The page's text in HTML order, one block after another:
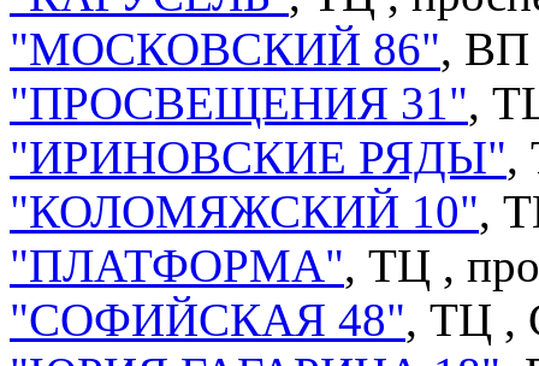
"МОСКОВСКИЙ 86",
"ПРОСВЕЩЕНИЯ 31",
"ИРИНОВСКИЕ РЯДЫ",
"КОЛОМЯЖСКИЙ 10",
"ПЛАТФОРМА", ТЦ ,
"СОФИЙСКАЯ 48", ТЦ ,